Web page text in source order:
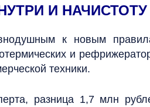
И НАЧИСТОТУ
к новым
и
техники.
разница 1,7 млн